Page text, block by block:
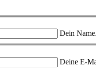
Dein
Deine E-